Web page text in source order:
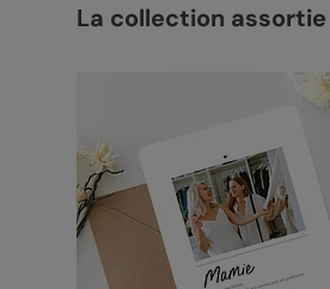
La collection assortie